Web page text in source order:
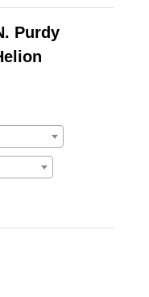
Purdy